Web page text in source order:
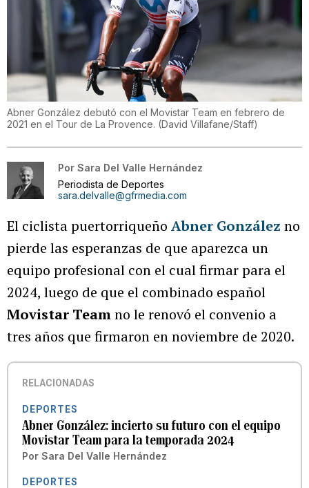
Abner González debutó con el Movistar Team en febrero de
2021 en el Tour de La Provence. (David Villafane/Staff)
Por Sara Del Valle Hernández
Periodista de Deportes
sara.delvalle@gfrmedia.com
El ciclista puertorriqueño Abner González no
pierde las esperanzas de que aparezca un
equipo profesional con el cual firmar para el
2024, luego de que el combinado español
Movistar Teamno le renovó el convenio a
tres años que firmaron en noviembre de 2020.
RELACIONADAS
DEPORTES
Abner González: incierto su futuro con el equipo
Movistar Team para la temporada 2024
Por Sara Del Valle Hernández
DEPORTES